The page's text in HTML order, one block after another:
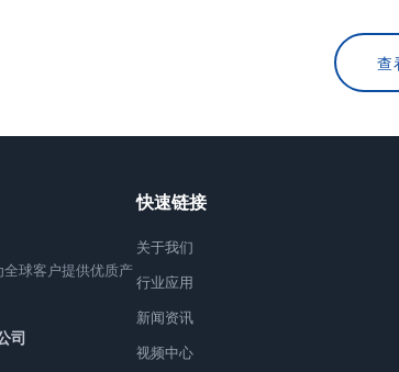
查
球客户提供优质产
司
快速链接
关于我们
行业应用
新闻资讯
视频中心